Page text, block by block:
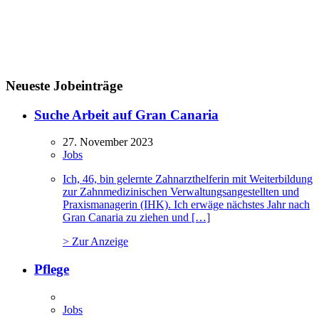
Neueste Jobeinträge
Suche Arbeit auf Gran Canaria
27. November 2023
Jobs
Ich, 46, bin gelernte Zahnarzthelferin mit Weiterbildung
zur Zahnmedizinischen Verwaltungsangestellten und
Praxismanagerin (IHK). Ich erwäge nächstes Jahr nach
Gran Canaria zu ziehen und […]
> Zur Anzeige
Pflege
Jobs